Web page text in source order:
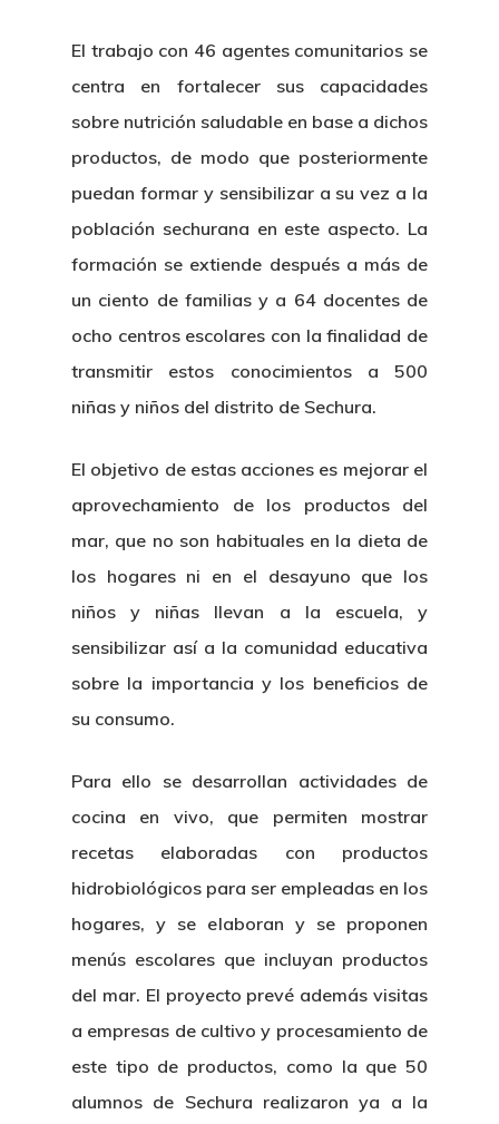
El trabajo con 46 agentes comunitarios se
centra en fortalecer sus capacidades
sobre nutrición saludable en base a dichos
productos, de modo que posteriormente
puedan formar y sensibilizar a su vez a la
población sechurana en este aspecto. La
formación se extiende después a más de
un ciento de familias y a 64 docentes de
ocho centros escolares con la finalidad de
transmitir estos conocimientos a 500
niñas y niños del distrito de Sechura.
El objetivo de estas acciones es mejorar el
aprovechamiento de los productos del
mar, que no son habituales en la dieta de
los hogares ni en el desayuno que los
niños y niñas llevan a la escuela, y
sensibilizar así a la comunidad educativa
sobre la importancia y los beneficios de
su consumo.
Para ello se desarrollan actividades de
cocina en vivo, que permiten mostrar
recetas elaboradas con productos
hidrobiológicos para ser empleadas en los
hogares, y se elaboran y se proponen
menús escolares que incluyan productos
del mar. El proyecto prevé además visitas
a empresas de cultivo y procesamiento de
este tipo de productos, como la que 50
alumnos de Sechura realizaron ya a la